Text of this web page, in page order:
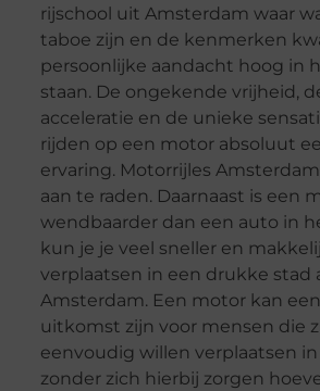
rijschool uit Amsterdam waar
taboe zijn en de kenmerken
persoonlijke aandacht hoog in
staan. De ongekende vrijheid,
acceleratie en de unieke
rijden op een motor absoluut
ervaring. Motorrijles
aan te raden. Daarnaast is een
wendbaarder dan een auto in
kun je je veel sneller en
verplaatsen in een drukke stad
Amsterdam. Een motor kan
uitkomst zijn voor mensen die
eenvoudig willen verplaatsen
zonder zich hierbij zorgen